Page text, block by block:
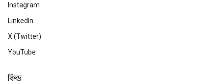
Instagram
LinkedIn
X (Twitter)
YouTube
বিল্ড